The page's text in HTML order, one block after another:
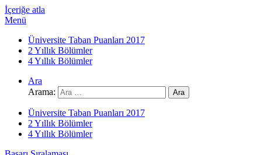
İçeriğe atla
Menü
Üniversite Taban Puanları 2017
2 Yıllık Bölümler
4 Yıllık Bölümler
Ara
Arama:
Üniversite Taban Puanları 2017
2 Yıllık Bölümler
4 Yıllık Bölümler